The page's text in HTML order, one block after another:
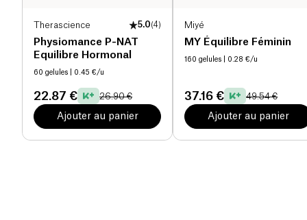
Therascience 5.0(4)
Physiomance P-NAT
Equilibre Hormonal
60 gelules | 0.45 €/u
22.87 € 26.90 €
Ajouter au panier
Miyé
MY Équilibre Féminin
160 gelules | 0.28 €/u
37.16 € 49.54 €
Ajouter au panier